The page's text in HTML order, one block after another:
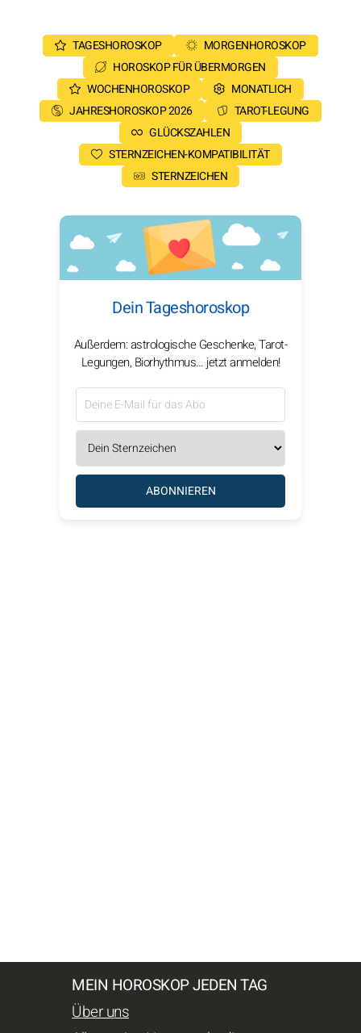
TAGESHOROSKOP
MORGENHOROSKOP
HOROSKOP FÜR ÜBERMORGEN
WOCHENHOROSKOP
MONATLICH
JAHRESHOROSKOP 2026
TAROT-LEGUNG
GLÜCKSZAHLEN
STERNZEICHEN-KOMPATIBILITÄT
STERNZEICHEN
Dein Tageshoroskop
Außerdem: astrologische Geschenke, Tarot-
Legungen, Biorhythmus… jetzt anmelden!
ABONNIEREN
MEIN HOROSKOP JEDEN TAG
Über uns